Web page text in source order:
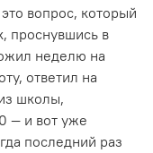
вопрос, который
проснувшись в
неделю на
ответил на
школы,
— и вот уже
последний раз